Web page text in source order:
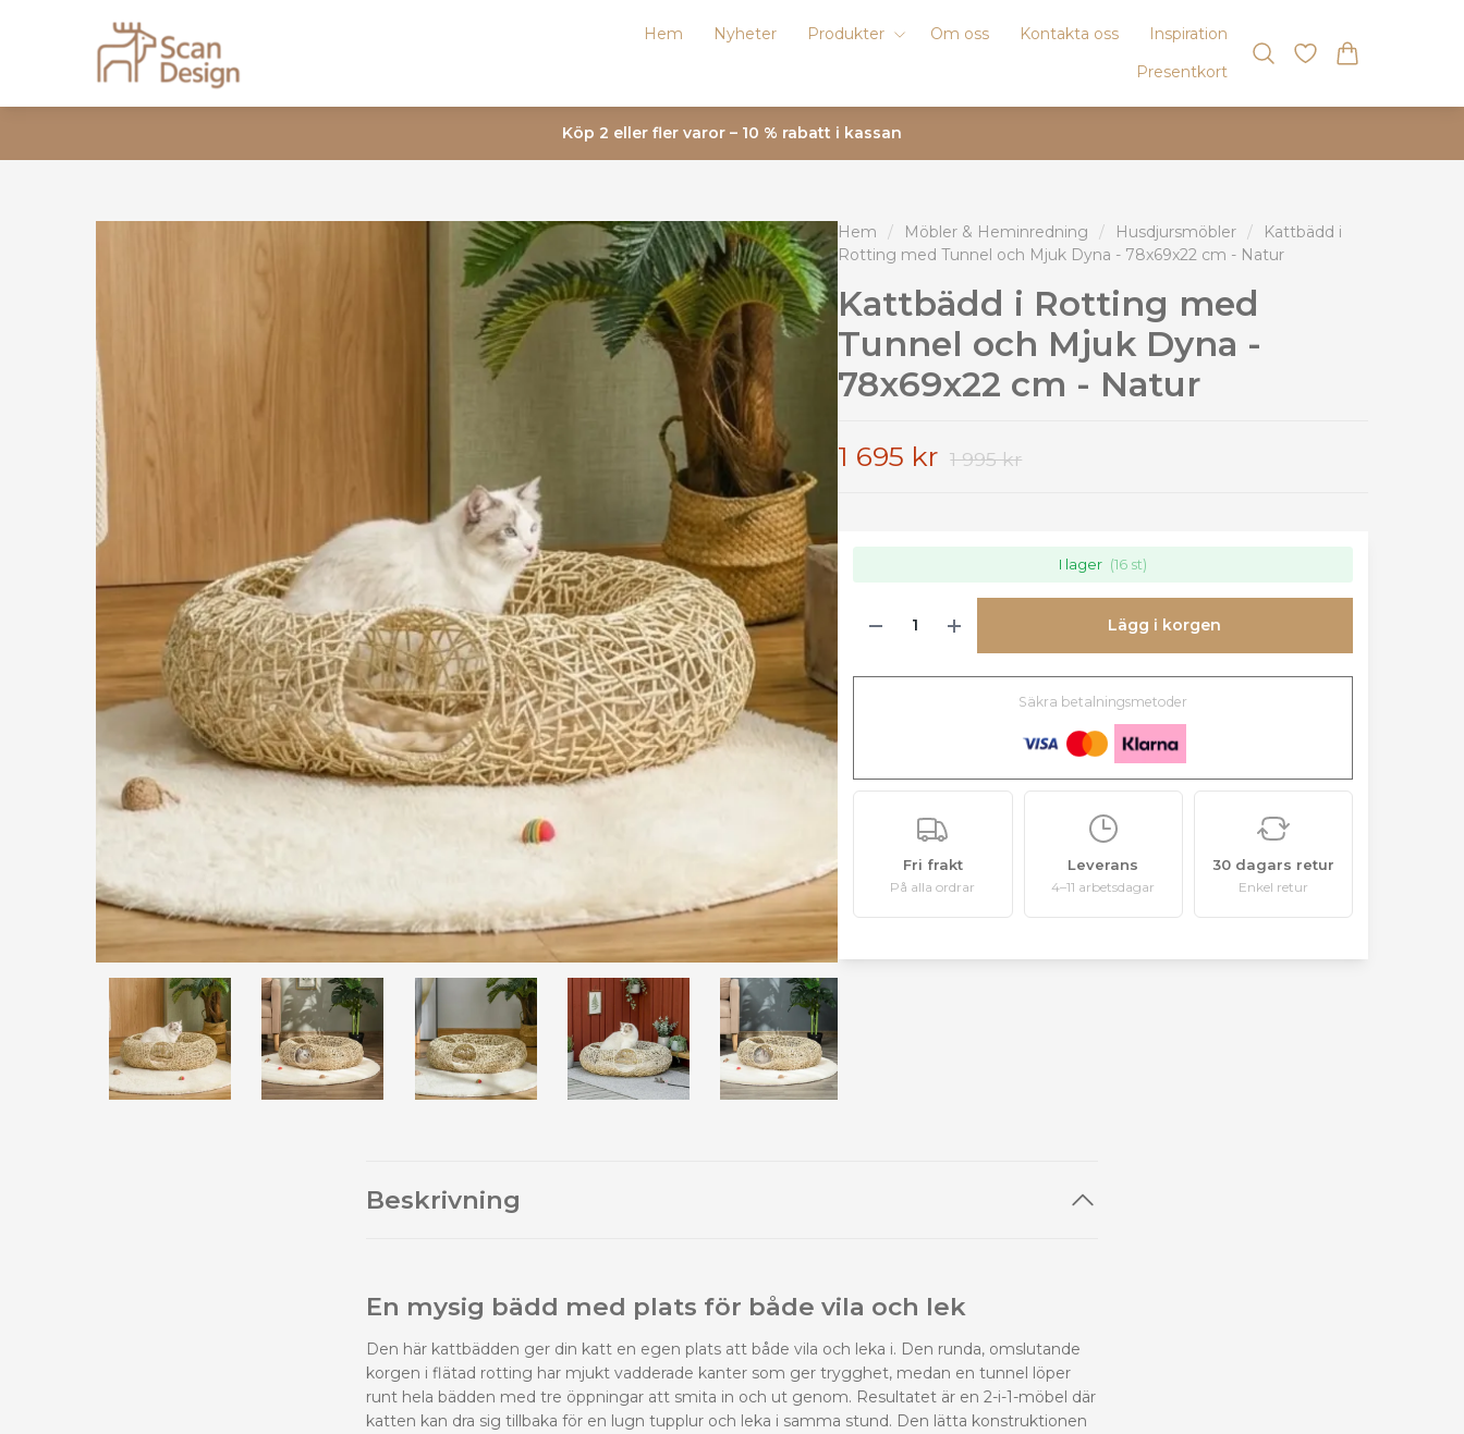
Hem Nyheter Produkter Om oss Kontakta oss
Inspiration
Presentkort
Köp 2 eller fler varor – 10 % rabatt i kassan
Hem / Möbler & Heminredning / Husdjursmöbler /
Kattbädd i
Rotting med Tunnel och Mjuk Dyna - 78x69x22 cm - Natur
Kattbädd i Rotting med
Tunnel och Mjuk Dyna -
78x69x22 cm - Natur
1 695 kr 1 995 kr
I lager (16 st)
Lägg i korgen
Säkra betalningsmetoder
Fri frakt
På alla ordrar
Leverans
4–11 arbetsdagar
30 dagars retur
Enkel retur
Beskrivning
En mysig bädd med plats för både vila och lek
Den här kattbädden ger din katt en egen plats att både vila och leka i. Den runda, omslutande
korgen i flätad rotting har mjukt vadderade kanter som ger trygghet, medan en tunnel löper
runt hela bädden med tre öppningar att smita in och ut genom. Resultatet är en 2-i-1-möbel där
katten kan dra sig tillbaka för en lugn tupplur och leka i samma stund. Den lätta konstruktionen